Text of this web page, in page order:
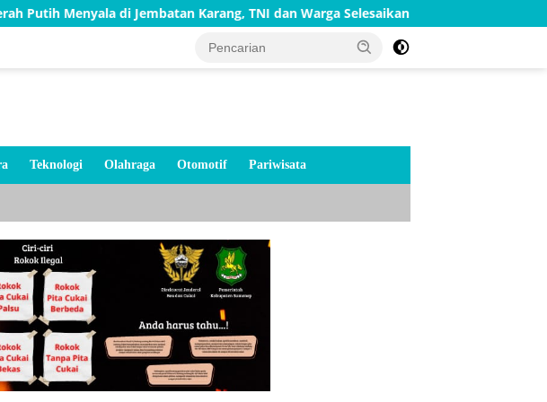
di Jembatan Karang, TNI dan Warga Selesaikan Harapan Bersama
Teknologi Olahraga Otomotif Pariwisata